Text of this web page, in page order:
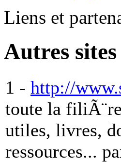
Liens et
Autres sites
1 - http://
toute la
utiles, livres,
ressources...